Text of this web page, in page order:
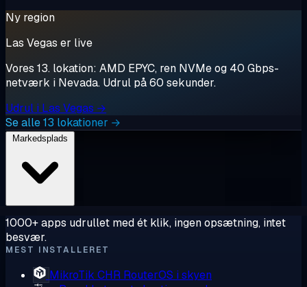
Ny region
Las Vegas er live
Vores 13. lokation: AMD EPYC, ren NVMe og 40 Gbps-
netværk i Nevada. Udrul på 60 sekunder.
Udrul i Las Vegas →
Se alle 13 lokationer →
1000+ apps udrullet med ét klik, ingen opsætning, intet
besvær.
MEST INSTALLERET
MikroTik CHR RouterOS i skyen